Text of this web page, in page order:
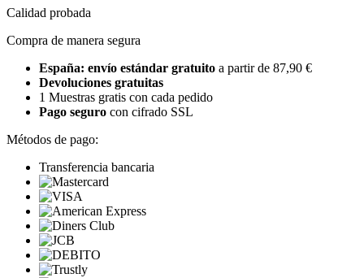
Calidad probada
Compra de manera segura
España: envío estándar gratuito a partir de 87,90 €
Devoluciones gratuitas
1 Muestras gratis con cada pedido
Pago seguro con cifrado SSL
Métodos de pago:
Transferencia bancaria